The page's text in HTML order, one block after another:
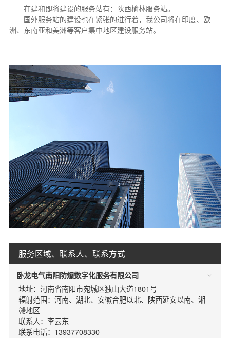
在建和即将建设的服务站有：陕西榆林服务站。
国外服务站的建设也在紧张的进行着，我公司将在印度、欧
洲、东南亚和美洲等客户集中地区建设服务站。
服务区域、联系人、联系方式
卧龙电气南阳防爆数字化服务有限公司
地址：河南省南阳市宛城区独山大道1801号
辐射范围：河南、湖北、安徽合肥以北、陕西延安以南、湘
赣地区
联系人：李云东
联系电话：13937708330